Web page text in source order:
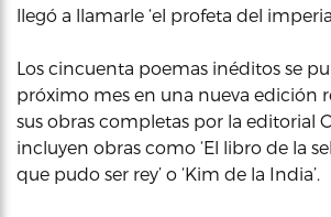
llegó a llamarle ‘el profeta del
Los cincuenta poemas inéditos se
próximo mes en una nueva edición
sus obras completas por la editorial
incluyen obras como ‘El libro de la
que pudo ser rey’ o ‘Kim de la India’.